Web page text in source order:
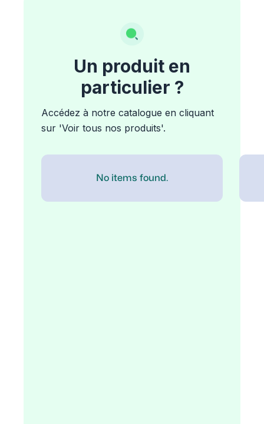
Un produit en
particulier ?
Accédez à notre catalogue en cliquant
sur 'Voir tous nos produits'.
No items found.